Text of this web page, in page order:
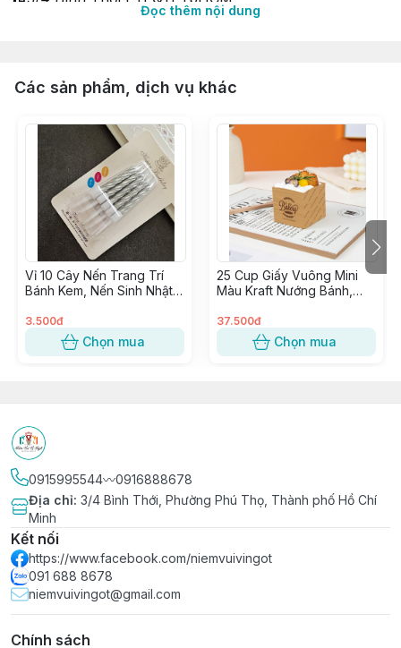
Đọc thêm nội dung
Các sản phẩm, dịch vụ khác
Vỉ 10 Cây Nến Trang Trí
Bánh Kem, Nến Sinh Nhật,
Nhật
3.500đ
Chọn mua
25 Cup Giấy Vuông Mini
Màu Kraft Nướng Bánh,
trang trí Tiệc
37.500đ
Chọn mua
0915995544〰️0916888678
Địa chỉ: 3/4 Bình Thới, Phường Phú Thọ, Thành phố Hồ Chí
Minh
Kết nối
https://www.facebook.com/niemvuivingot
091 688 8678
niemvuivingot@gmail.com
Chính sách